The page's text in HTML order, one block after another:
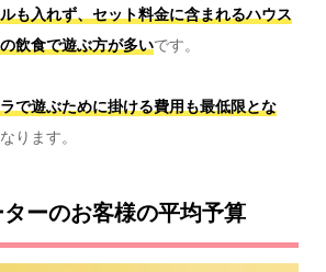
も入れず、セット料金に含まれるハウス
飲食で遊ぶ方が多いです。
で遊ぶために掛ける費用も最低限とな
ります。
ターのお客様の平均予算